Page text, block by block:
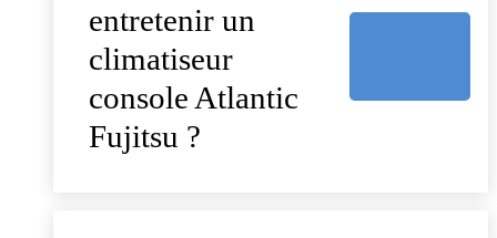
entretenir un
climatiseur
console Atlantic
Fujitsu ?